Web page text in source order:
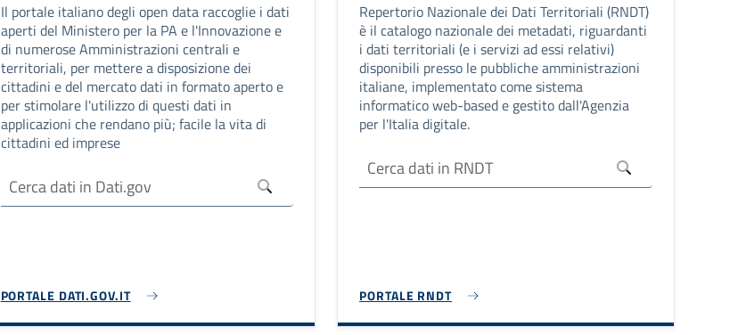
Il portale italiano degli open data raccoglie i dati
aperti del Ministero per la PA e l'Innovazione e
di numerose Amministrazioni centrali e
territoriali, per mettere a disposizione dei
cittadini e del mercato dati in formato aperto e
per stimolare l'utilizzo di questi dati in
applicazioni che rendano più; facile la vita di
cittadini ed imprese
PORTALE DATI.GOV.IT
Repertorio Nazionale dei Dati Territoriali (RNDT)
è il catalogo nazionale dei metadati, riguardanti
i dati territoriali (e i servizi ad essi relativi)
disponibili presso le pubbliche amministrazioni
italiane, implementato come sistema
informatico web-based e gestito dall'Agenzia
per l'Italia digitale.
PORTALE RNDT